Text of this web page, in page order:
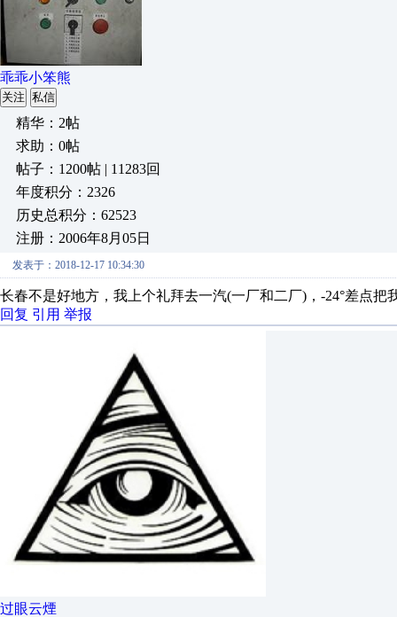
乖乖小笨熊
关注 私信
精华：2帖
求助：0帖
帖子：1200帖 | 11283回
年度积分：2326
历史总积分：62523
注册：2006年8月05日
发表于：2018-12-17 10:34:30
长春不是好地方，我上个礼拜去一汽(一厂和二厂)，-24°差点把
回复 引用 举报
过眼云煙